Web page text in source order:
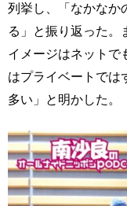
列挙し、「なかなか
る」と振り返った。
イメージはネットで
はプライベートでは
多い」と明かした。